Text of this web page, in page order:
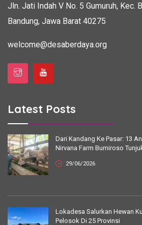
Jln. Jati Indah V No. 5 Gumuruh, Kec.
Bandung, Jawa Barat 40275
welcome@desaberdaya.org
Latest Posts
Dari Kandang Ke Pasar: 13
Nirvana Farm Bumiroso
29/06/2026
Lokadesa Salurkan Hewan
Pelosok Di 25 Provinsi